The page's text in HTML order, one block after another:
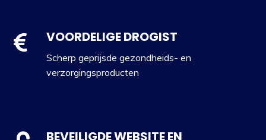
VOORDELIGE DROGIST
Scherp geprijsde gezondheids- en
verzorgingsproducten
BEVEILIGDE WEBSITE EN